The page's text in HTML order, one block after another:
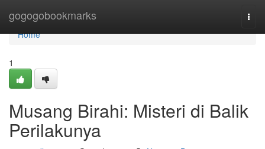
gogogobookmarks
Home
Home
1
Musang Birahi: Misteri di Balik
Perilakunya